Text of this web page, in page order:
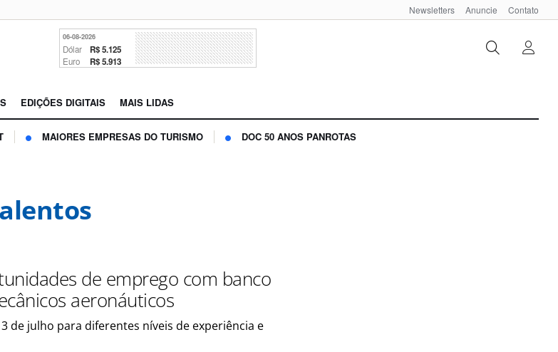
Newsletters Anuncie Contato
06-08-2026
Dólar R$ 5.125
Euro R$ 5.913
EDIÇÕES DIGITAIS MAIS LIDAS
MAIORES EMPRESAS DO TURISMO DOC 50 ANOS PANROTAS
de emprego com banco
aeronáuticos
de julho para diferentes níveis de experiência e